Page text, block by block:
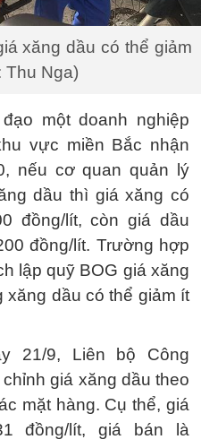
xăng dầu có thể giảm
Thu Nga)
một doanh nghiệp
vực miền Bắc nhận
nếu cơ quan quản lý
dầu thì giá xăng có
đồng/lít, còn giá dầu
đồng/lít. Trường hợp
lập quỹ BOG giá xăng
xăng dầu có thể giảm ít
21/9, Liên bộ Công
giá xăng dầu theo
mặt hàng. Cụ thể, giá
đồng/lít, giá bán là